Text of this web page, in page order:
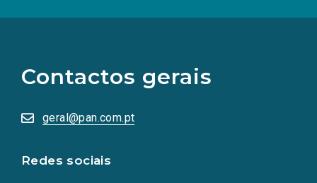
Contactos gerais
geral@pan.com.pt
Redes sociais
redes
sociais
numa
nova